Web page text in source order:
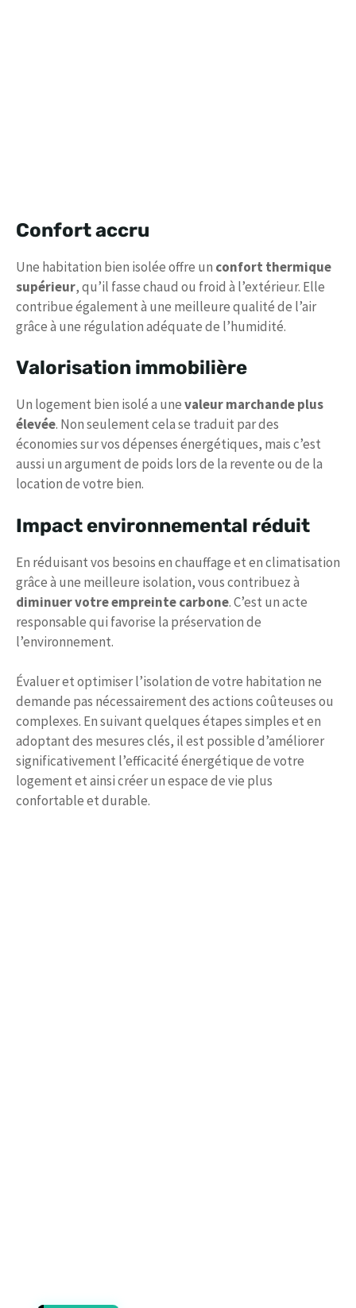
Confort accru
Une habitation bien isolée offre un confort thermique
supérieur, qu’il fasse chaud ou froid à l’extérieur. Elle
contribue également à une meilleure qualité de l’air
grâce à une régulation adéquate de l’humidité.
Valorisation immobilière
Un logement bien isolé a unevaleur marchande plus
élevée. Non seulement cela se traduit par des
économies sur vos dépenses énergétiques, mais c’est
aussi un argument de poids lors de la revente ou de la
location de votre bien.
Impact environnemental réduit
En réduisant vos besoins en chauffage et en climatisation
grâce à une meilleure isolation, vous contribuez à
diminuer votre empreinte carbone. C’est un acte
responsable qui favorise la préservation de
l’environnement.
Évaluer et optimiser l’isolation de votre habitation ne
demande pas nécessairement des actions coûteuses ou
complexes. En suivant quelques étapes simples et en
adoptant des mesures clés, il est possible d’améliorer
significativement l’efficacité énergétique de votre
logement et ainsi créer un espace de vie plus
confortable et durable.